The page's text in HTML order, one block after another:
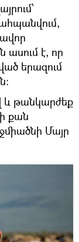
ասում է, որ
երազում
և թանկարժեք
քան
Մայր